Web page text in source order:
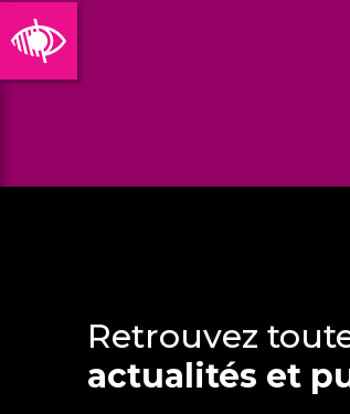
Retrouvez
actualités et